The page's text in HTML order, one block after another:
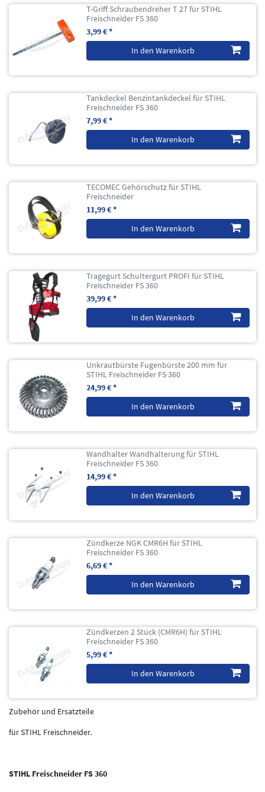
T-Griff Schraubendreher T 27 für STIHL
Freischneider FS 360
3,99 € *
In den Warenkorb
Tankdeckel Benzintankdeckel für STIHL
Freischneider FS 360
7,99 € *
In den Warenkorb
TECOMEC Gehörschutz für STIHL
Freischneider
11,99 € *
In den Warenkorb
Tragegurt Schultergurt PROFI für STIHL
Freischneider FS 360
39,99 € *
In den Warenkorb
Unkrautbürste Fugenbürste 200 mm für
STIHL Freischneider FS 360
24,99 € *
In den Warenkorb
Wandhalter Wandhalterung für STIHL
Freischneider FS 360
14,99 € *
In den Warenkorb
Zündkerze NGK CMR6H für STIHL
Freischneider FS 360
6,69 € *
In den Warenkorb
Zündkerzen 2 Stück (CMR6H) für STIHL
Freischneider FS 360
5,99 € *
In den Warenkorb
Zubehör und Ersatzteile
für STIHL Freischneider.
STIHL Freischneider FS 360